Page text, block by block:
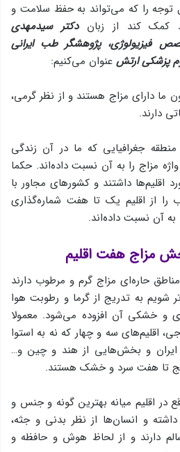
توجه را كه می‌تواند به حفظ سلامت و
كمك كند از زباندكتر سیدمهدی
فیزیولوژی، پژوهشگر طب ایرانی
پزشكی ارتش عنوان می‌كنیم:
ما دارای مزاج هستند و از نظر گرمی،
دارند.
جغرافیایی كه ما در آن زندگی
مزاج را به آن نسبت داده‌اند. حكما
اقلیم‌ها داشتند و كشورهای مجاور با
را از اقلیم یك تا هفت شماره‌گذاری
آن نسبت داده‌اند.
مزاج هفت اقلیم
حاره‌ای مزاج گرم و مرطوب دارند
شویم به تدریج از گرما و رطوبت هوا
و خشكی آن افزوده می‌شود. معمولا
اقلیم‌های سه و چهار كه نه به استوا
و بخش‌هایی از هند و چین و…
تا هفت سرد و خشك هستند.
در اقلیم میانه بهترین گونه و جنس و
و انسان‌ها از نظر بدنی و جثه،
دارند و از لحاظ هوش و حافظه و